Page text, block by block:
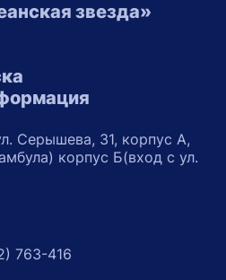
звезда»
Серышева, 31, корпус А,
корпус Б(вход с ул.
763-416